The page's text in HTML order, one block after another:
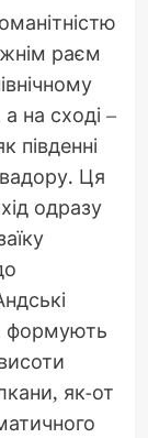
раєм
на сході –
південні
Ця
одразу
формують
як-от